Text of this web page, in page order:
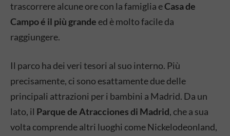
trascorrere alcune ore con la famiglia eCasa de
Campo é il più grande ed è molto facile da
raggiungere.
Il parco ha dei veri tesori al suo interno. Più
precisamente, ci sono esattamente due delle
principali attrazioni per i bambini a Madrid. Da un
lato, il Parque de Atracciones di Madrid, che a sua
volta comprende altri luoghi come Nickelodeonland,